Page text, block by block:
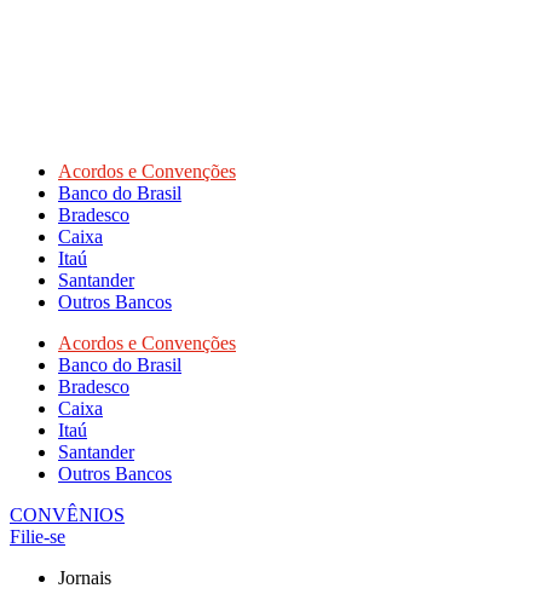
Acordos e Convenções
Banco do Brasil
Bradesco
Caixa
Itaú
Santander
Outros Bancos
Acordos e Convenções
Banco do Brasil
Bradesco
Caixa
Itaú
Santander
Outros Bancos
CONVÊNIOS
Filie-se
Jornais